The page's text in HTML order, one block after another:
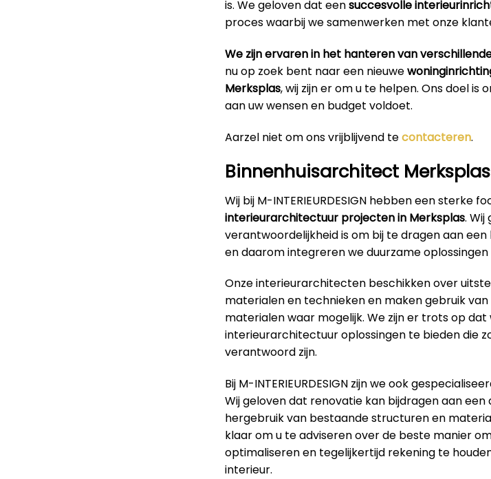
is. We geloven dat eensuccesvolle
proces waarbij we samenwerken met onze
We zijn ervaren in het hanteren van
nu op zoek bent naar een nieuwe
Merksplas, wij zijn er om u te helpen. Ons doel is
aan uw wensen en budget voldoet.
Aarzel niet om ons vrijblijvend tecontacteren.
Binnenhuisarchitect Merksplas
Wij bij M-INTERIEURDESIGN hebben een sterke
interieurarchitectuur projecten in Merksplas.
verantwoordelijkheid is om bij te dragen aan
en daarom integreren we duurzame
Onze interieurarchitecten beschikken over
materialen en technieken en maken gebruik
materialen waar mogelijk. We zijn er trots op
interieurarchitectuur oplossingen te bieden die
verantwoord zijn.
Bij M-INTERIEURDESIGN zijn we ook
Wij geloven dat renovatie kan bijdragen aan
hergebruik van bestaande structuren en
klaar om u te adviseren over de beste manier
optimaliseren en tegelijkertijd rekening te
interieur.